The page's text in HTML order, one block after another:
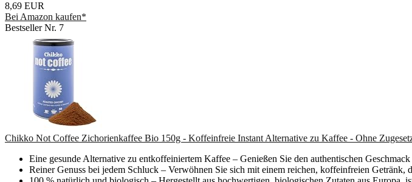
8,69 EUR
Bei Amazon kaufen*
Bestseller Nr. 7
Chikko Not Coffee Zichorienkaffee Bio 150g - Koffeinfreie Instant Alternative zu Kaffee - Ohne
Eine gesunde Alternative zu entkoffeiniertem Kaffee – Genießen Sie den authentischen
Reiner Genuss bei jedem Schluck – Verwöhnen Sie sich mit einem reichen, koffeinfreien